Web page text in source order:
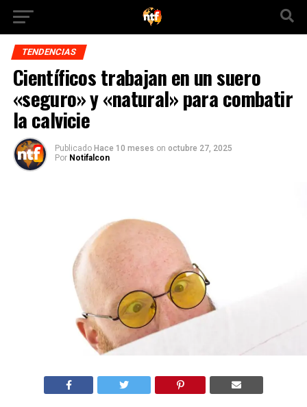
TENDENCIAS
Científicos trabajan en un suero
«seguro» y «natural» para combatir
la calvicie
Publicado Hace 10 meses on octubre 27, 2025
Por Notifalcon